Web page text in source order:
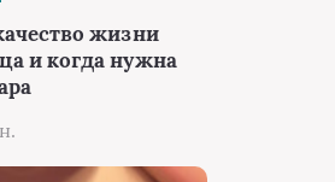
жизни
и когда нужна